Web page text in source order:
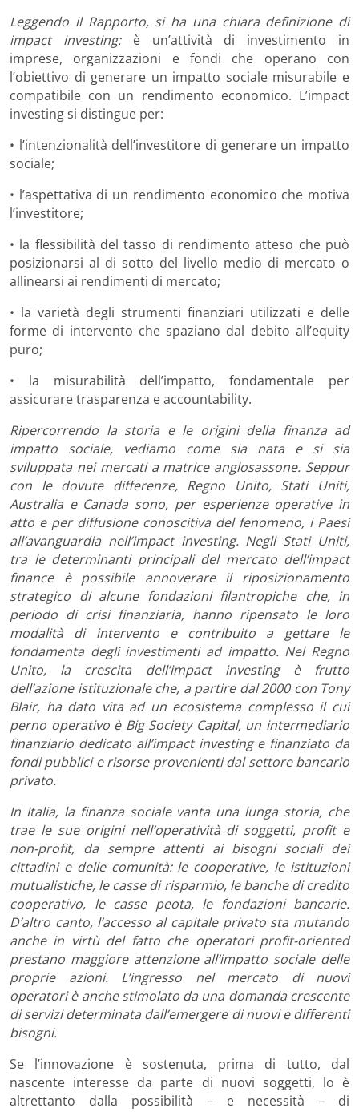
Leggendo il Rapporto, si ha una chiara definizione di
impact investing:è un’attività di investimento in
imprese, organizzazioni e fondi che operano con
l’obiettivo di generare un impatto sociale misurabile e
compatibile con un rendimento economico. L’impact
investing si distingue per:
• l’intenzionalità dell’investitore di generare un impatto
sociale;
• l’aspettativa di un rendimento economico che motiva
l’investitore;
• la flessibilità del tasso di rendimento atteso che può
posizionarsi al di sotto del livello medio di mercato o
allinearsi ai rendimenti di mercato;
• la varietà degli strumenti finanziari utilizzati e delle
forme di intervento che spaziano dal debito all’equity
puro;
• la misurabilità dell’impatto, fondamentale per
assicurare trasparenza e accountability.
Ripercorrendo la storia e le origini della finanza ad
impatto sociale, vediamo come sia nata e si sia
sviluppata nei mercati a matrice anglosassone. Seppur
con le dovute differenze, Regno Unito, Stati Uniti,
Australia e Canada sono, per esperienze operative in
atto e per diffusione conoscitiva del fenomeno, i Paesi
all’avanguardia nell’impact investing. Negli Stati Uniti,
tra le determinanti principali del mercato dell’impact
finance è possibile annoverare il riposizionamento
strategico di alcune fondazioni filantropiche che, in
periodo di crisi finanziaria, hanno ripensato le loro
modalità di intervento e contribuito a gettare le
fondamenta degli investimenti ad impatto. Nel Regno
Unito, la crescita dell’impact investing è frutto
dell’azione istituzionale che, a partire dal 2000 con Tony
Blair, ha dato vita ad un ecosistema complesso il cui
perno operativo è Big Society Capital, un intermediario
finanziario dedicato all’impact investing e finanziato da
fondi pubblici e risorse provenienti dal settore bancario
privato.
In Italia, la finanza sociale vanta una lunga storia, che
trae le sue origini nell’operatività di soggetti, profit e
non-profit, da sempre attenti ai bisogni sociali dei
cittadini e delle comunità: le cooperative, le istituzioni
mutualistiche, le casse di risparmio, le banche di credito
cooperativo, le casse peota, le fondazioni bancarie.
D’altro canto, l’accesso al capitale privato sta mutando
anche in virtù del fatto che operatori profit-oriented
prestano maggiore attenzione all’impatto sociale delle
proprie azioni. L’ingresso nel mercato di nuovi
operatori è anche stimolato da una domanda crescente
di servizi determinata dall’emergere di nuovi e differenti
bisogni.
Se l’innovazione è sostenuta, prima di tutto, dal
nascente interesse da parte di nuovi soggetti, lo è
altrettanto dalla possibilità – e necessità – di